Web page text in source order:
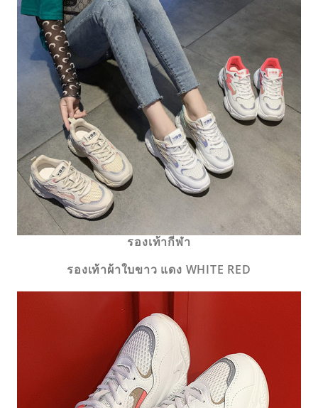
รองเท้ากีฬา
รองเท้าผ้าใบขาว แดง WHITE RED